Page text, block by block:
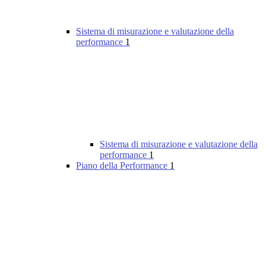
Sistema di misurazione e valutazione della
performance 1
Sistema di misurazione e valutazione della
performance 1
Piano della Performance 1